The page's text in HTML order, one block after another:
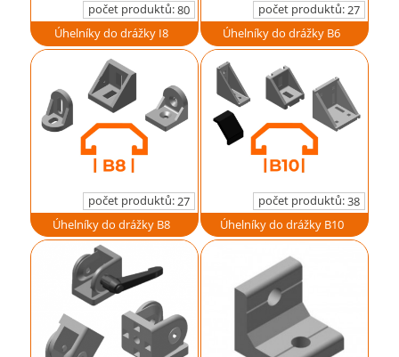
počet produktů:80
Úhelníky do drážky I8
počet produktů:27
Úhelníky do drážky B6
počet produktů:27
Úhelníky do drážky B8
počet produktů:38
Úhelníky do drážky B10